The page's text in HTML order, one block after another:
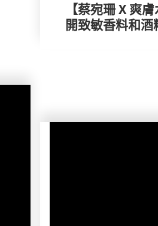
【蔡宛珊 X 爽
開致敏香料和酒